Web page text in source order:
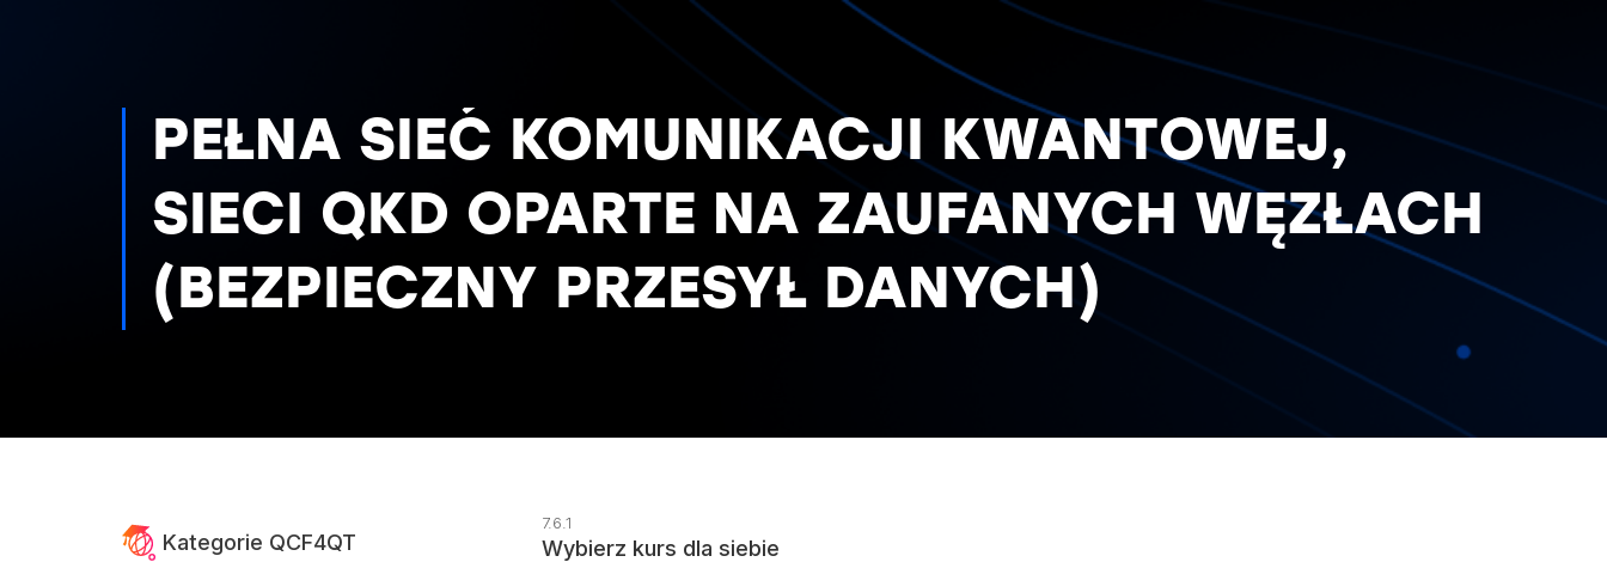
PEŁNA SIEĆ KOMUNIKACJI KWANTOWEJ,
SIECI QKD OPARTE NA ZAUFANYCH WĘZŁACH
(BEZPIECZNY PRZESYŁ DANYCH)
7.6.1
Wybierz kurs dla siebie
Kategorie QCF4QT